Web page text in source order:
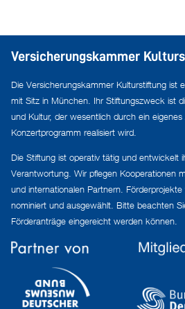
Versicherungskammer
Die Versicherungskammer Kulturstiftung ist
mit Sitz in München. Ihr Stiftungszweck ist
und Kultur, der wesentlich durch ein
Konzertprogramm realisiert wird.
Die Stiftung ist operativ tätig und entwickelt
Verantwortung. Wir pflegen Kooperationen
und internationalen Partnern.
nominiert und ausgewählt. Bitte beachten
Förderanträge eingereicht werden können.